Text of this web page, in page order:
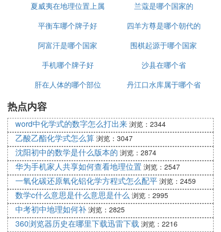
夏威夷在地理位置上属
于哪个洲
兰蔻是哪个国家的
平衡车哪个牌子好
四羊方尊是哪个朝代的
文物
阿富汗是哪个国家
围棋起源于哪个国家
手机哪个牌子好
沙县在哪个省
肝在人体的哪个部位
丹江口水库属于哪个省
热点内容
word中化学式的数字怎么打出来 浏览：2344
乙酸乙酯化学式怎么算 浏览：3047
沈阳初中的数学是什么版本的 浏览：2874
华为手机家人共享如何查看地理位置 浏览：2547
一氧化碳还原氧化铝化学方程式怎么配平 浏览：2459
数学c什么意思是什么意思是什么 浏览：2995
中考初中地理如何补 浏览：2825
360浏览器历史在哪里下载迅雷下载 浏览：2216